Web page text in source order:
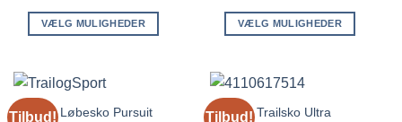
VÆLG MULIGHEDER
har
flere
VÆLG MULIGHEDER
har
flere
Tilbud!
Scott Løbesko Pursuit
Tilbud!
Scott Trailsko Ultra